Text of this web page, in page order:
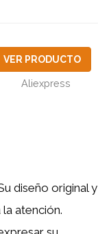
VER PRODUCTO
Aliexpress
diseño original y
atención.